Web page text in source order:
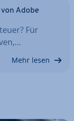
Adobe
Für
Mehr lesen